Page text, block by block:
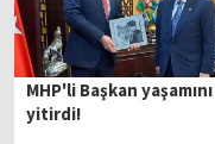
MHP'li Başkan yaşamını
yitirdi!